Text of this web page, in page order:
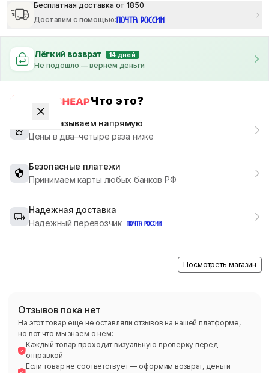
Бесплатная доставка от 1850
Доставим с помощью:
Лёгкий возврат 14 дней
Не подошло — вернём деньги
Что это?
Мы заказываем напрямую
Цены в два–четыре раза ниже
Безопасные платежи
Принимаем карты любых банков РФ
Надежная доставка
Надежный перевозчик
Посмотреть магазин
Отзывов пока нет
На этот товар ещё не оставляли отзывов на нашей платформе,
но вот что мы знаем о нём:
Каждый товар проходит визуальную проверку перед
отправкой
Если товар не соответствует — оформим возврат, деньги